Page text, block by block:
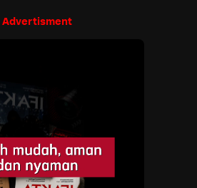
Advertisment